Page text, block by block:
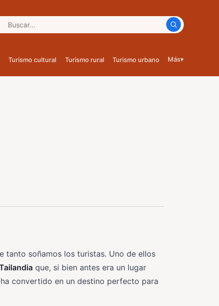
Turismo cultural Turismo rural Turismo urbano Más▾
tanto soñamos los turistas. Uno de ellos
que, si bien antes era un lugar
convertido en un destino perfecto para